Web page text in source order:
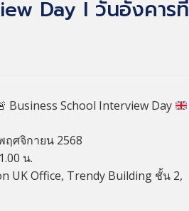
Day I วันอังคารที่
Business School Interview Day
ศจิกายน 2568
น.
UK Office, Trendy Building ชั้น 2,